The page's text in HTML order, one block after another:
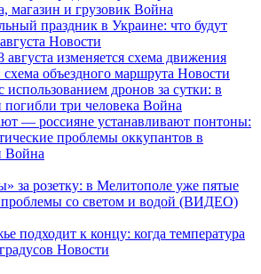
магазин и грузовик Война
праздник в Украине: что будут
Новости
изменяется схема движения
объездного маршрута Новости
использованием дронов за сутки: в
три человека Война
— россияне устанавливают понтоны:
проблемы оккупантов в
Война
за розетку: в Мелитополе уже пятые
проблемы со светом и водой (ВИДЕО)
подходит к концу: когда температура
Новости